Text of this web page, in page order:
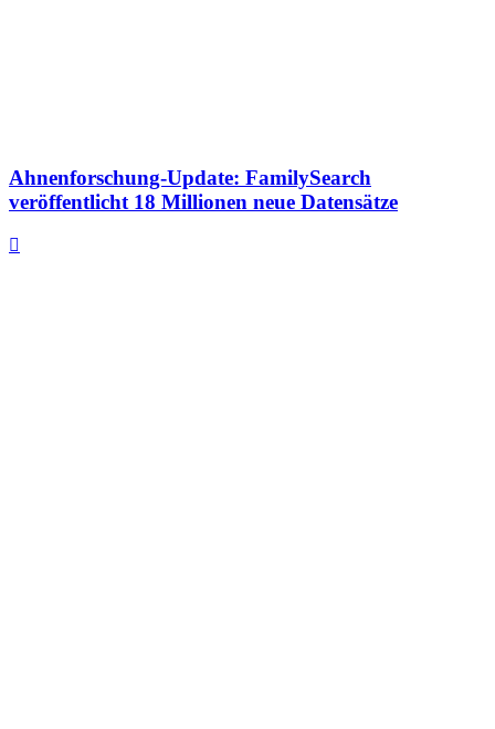
Ahnenforschung-Update: FamilySearch
veröffentlicht 18 Millionen neue Datensätze